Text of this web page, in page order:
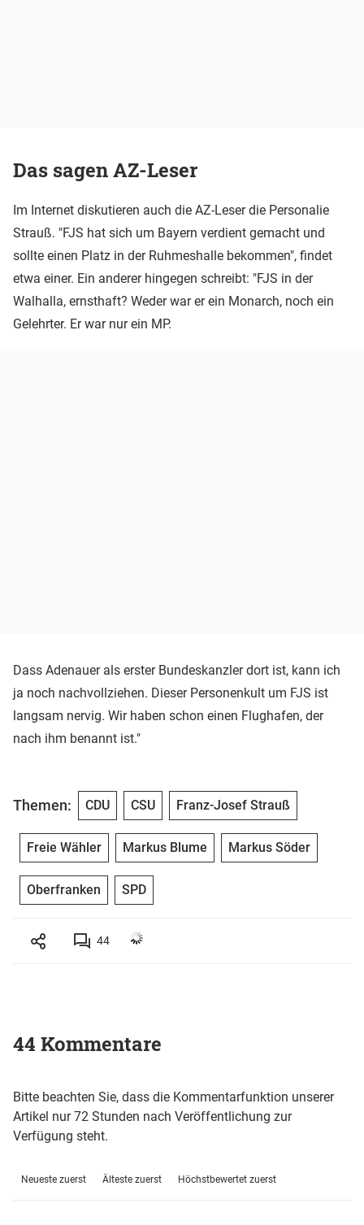
Das sagen AZ-Leser
Im Internet diskutieren auch die AZ-Leser die Personalie
Strauß. "FJS hat sich um Bayern verdient gemacht und
sollte einen Platz in der Ruhmeshalle bekommen", findet
etwa einer. Ein anderer hingegen schreibt: "FJS in der
Walhalla, ernsthaft? Weder war er ein Monarch, noch ein
Gelehrter. Er war nur ein MP.
Dass Adenauer als erster Bundeskanzler dort ist, kann ich
ja noch nachvollziehen. Dieser Personenkult um FJS ist
langsam nervig. Wir haben schon einen Flughafen, der
nach ihm benannt ist."
Themen: CDU CSU Franz-Josef Strauß
Freie Wähler Markus Blume Markus Söder
Oberfranken SPD
44
44 Kommentare
Bitte beachten Sie, dass die Kommentarfunktion unserer
Artikel nur 72 Stunden nach Veröffentlichung zur
Verfügung steht.
Neueste zuerst Älteste zuerst Höchstbewertet zuerst